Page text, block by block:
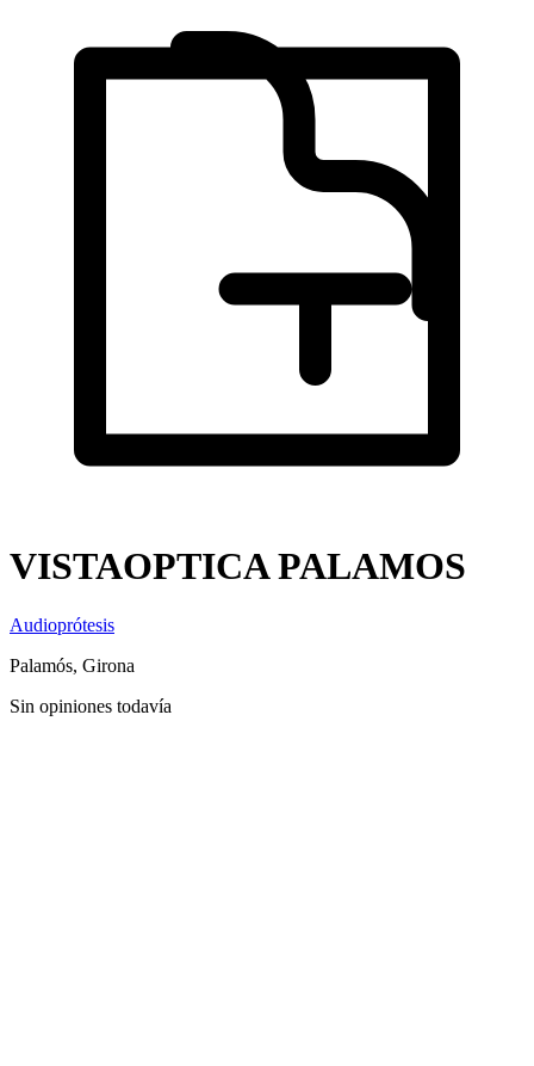
VISTAOPTICA PALAMOS
Audioprótesis
Palamós, Girona
Sin opiniones todavía